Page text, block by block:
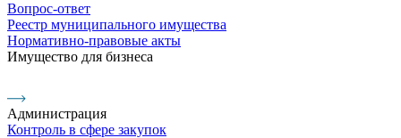
Вопрос-ответ
Реестр муниципального имущества
Нормативно-правовые акты
Имущество для бизнеса
Администрация
Контроль в сфере закупок